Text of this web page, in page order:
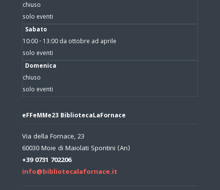
chiuso
solo eventi
Sabato
10:00 - 13:00 da ottobre ad aprile
solo eventi
Domenica
chiuso
solo eventi
eFFeMMe23 BibliotecaLaFornace
Via della Fornace, 23
60030 Moie di Maiolati Spontini (An)
+39 0731 702206
info@bibliotecalafornace.it